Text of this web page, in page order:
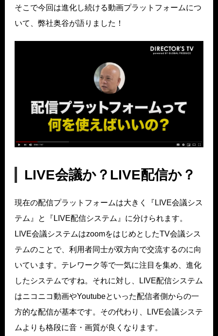
そこで今回は進化し続ける動画プラットフォームにつ
いて、弊社奥谷が語りました！
LIVE会議か？LIVE配信か？
現在の配信プラットフォームは大きく『LIVE会議シス
テム』と『LIVE配信システム』に分けられます。
LIVE会議システムはzoomをはじめとしたTV会議シス
テムのことで、利用者同士が双方向で交流するのに向
いています。テレワーク等で一気に注目を集め、進化
したシステムですね。それに対し、LIVE配信システム
はニコニコ動画やYoutubeといった配信者側からの一
方的な配信が基本です。その代わり、LIVE会議システ
ムよりも格段に音・画質が良くなります。